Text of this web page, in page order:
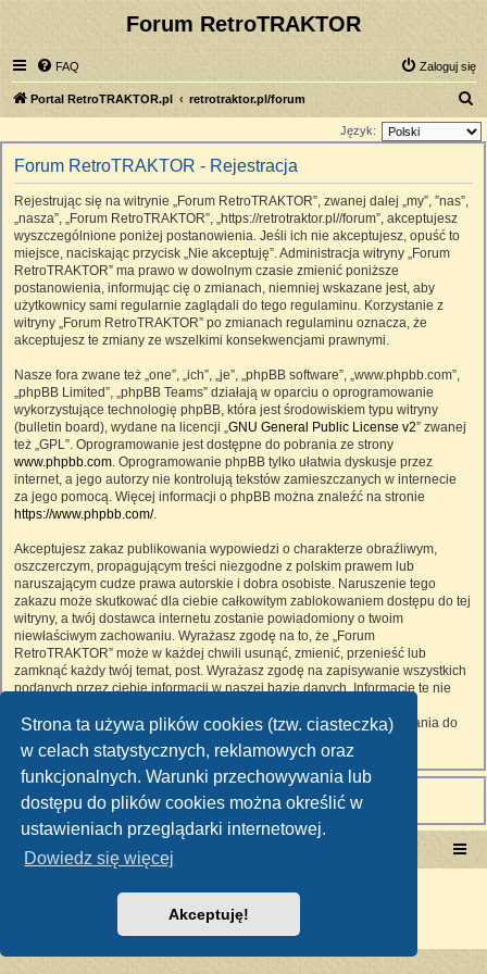
Strona ta używa plików cookies (tzw. ciasteczka)
w celach statystycznych, reklamowych oraz
funkcjonalnych. Warunki przechowywania lub
dostępu do plików cookies można określić w
ustawieniach przeglądarki internetowej.
Dowiedz się więcej
Akceptuję!
Forum RetroTRAKTOR
FAQ Zaloguj się
Portal RetroTRAKTOR.pl retrotraktor.pl/forum
z
Język:
Forum RetroTRAKTOR - Rejestracja
Rejestrując się na witrynie „Forum RetroTRAKTOR”, zwanej dalej „my”, ”nas”,
„nasza”, „Forum RetroTRAKTOR”, „https://retrotraktor.pl//forum”, akceptujesz
wyszczególnione poniżej postanowienia. Jeśli ich nie akceptujesz, opuść to
miejsce, naciskając przycisk „Nie akceptuję”. Administracja witryny „Forum
RetroTRAKTOR” ma prawo w dowolnym czasie zmienić poniższe
postanowienia, informując cię o zmianach, niemniej wskazane jest, aby
użytkownicy sami regularnie zaglądali do tego regulaminu. Korzystanie z
witryny „Forum RetroTRAKTOR” po zmianach regulaminu oznacza, że
akceptujesz te zmiany ze wszelkimi konsekwencjami prawnymi.
Nasze fora zwane też „one”, „ich”, „je”, „phpBB software”, „www.phpbb.com”,
„phpBB Limited”, „phpBB Teams” działają w oparciu o oprogramowanie
wykorzystujące technologię phpBB, która jest środowiskiem typu witryny
(bulletin board), wydane na licencji „GNU General Public License v2” zwanej
też „GPL”. Oprogramowanie jest dostępne do pobrania ze strony
www.phpbb.com. Oprogramowanie phpBB tylko ułatwia dyskusje przez
internet, a jego autorzy nie kontrolują tekstów zamieszczanych w internecie
za jego pomocą. Więcej informacji o phpBB można znaleźć na stronie
https://www.phpbb.com/.
Akceptujesz zakaz publikowania wypowiedzi o charakterze obraźliwym,
oszczerczym, propagującym treści niezgodne z polskim prawem lub
naruszającym cudze prawa autorskie i dobra osobiste. Naruszenie tego
zakazu może skutkować dla ciebie całkowitym zablokowaniem dostępu do tej
witryny, a twój dostawca internetu zostanie powiadomiony o twoim
niewłaściwym zachowaniu. Wyrażasz zgodę na to, że „Forum
RetroTRAKTOR” może w każdej chwili usunąć, zmienić, przenieść lub
zamknąć każdy twój temat, post. Wyrażasz zgodę na zapisywanie wszystkich
podanych przez ciebie informacji w naszej bazie danych. Informacje te nie
RetroTRAKTOR”, ani phpBB nie ponosi odpowiedzialności za włamania do
witryny, podczas których może dojść do kradzieży danych.
Portal RetroTRAKTOR.pl
Polski pakiet językowy dostarcza